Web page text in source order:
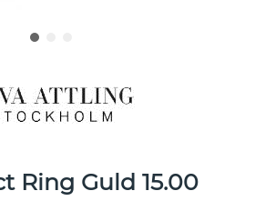
Ring Guld 15.00